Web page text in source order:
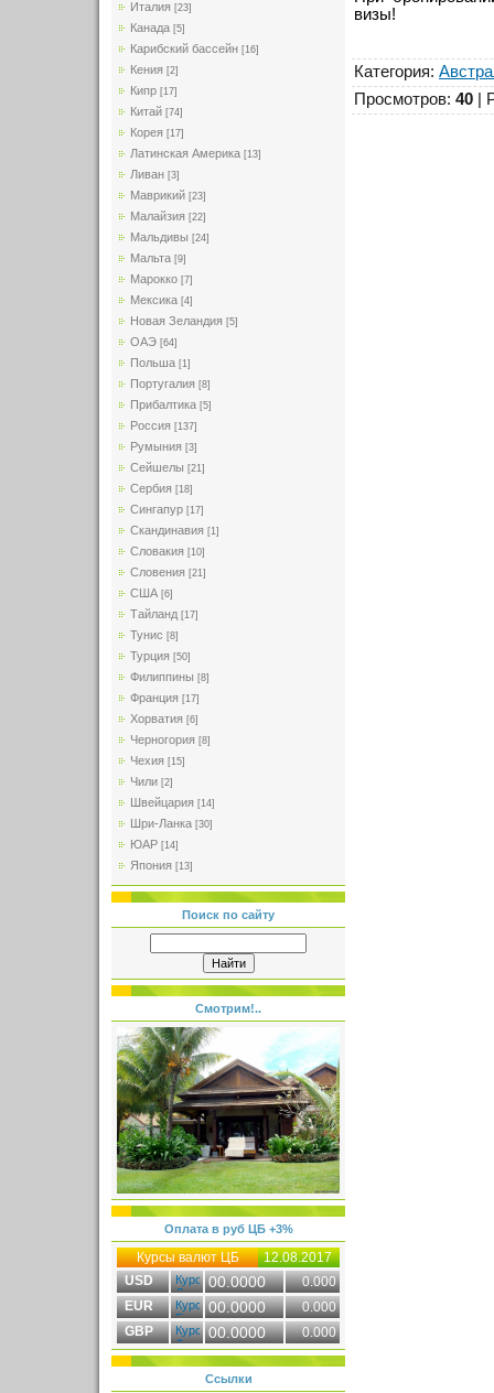
Италия [23]
Канада [5]
Карибский бассейн [16]
Кения [2]
Кипр [17]
Китай [74]
Корея [17]
Латинская Америка [13]
Ливан [3]
Маврикий [23]
Малайзия [22]
Мальдивы [24]
Мальта [9]
Марокко [7]
Мексика [4]
Новая Зеландия [5]
ОАЭ [64]
Польша [1]
Португалия [8]
Прибалтика [5]
Россия [137]
Румыния [3]
Сейшелы [21]
Сербия [18]
Сингапур [17]
Скандинавия [1]
Словакия [10]
Словения [21]
США [6]
Тайланд [17]
Тунис [8]
Турция [50]
Филиппины [8]
Франция [17]
Хорватия [6]
Черногория [8]
Чехия [15]
Чили [2]
Швейцария [14]
Шри-Ланка [30]
ЮАР [14]
Япония [13]
Поиск по сайту
Смотрим!..
Оплата в руб ЦБ +3%
Курсы валют ЦБ
12.08.2017
USD
00.0000
0.000
EUR
00.0000
0.000
GBP
00.0000 0.000
Ссылки
визы!
Категория:
Просмотров: 40